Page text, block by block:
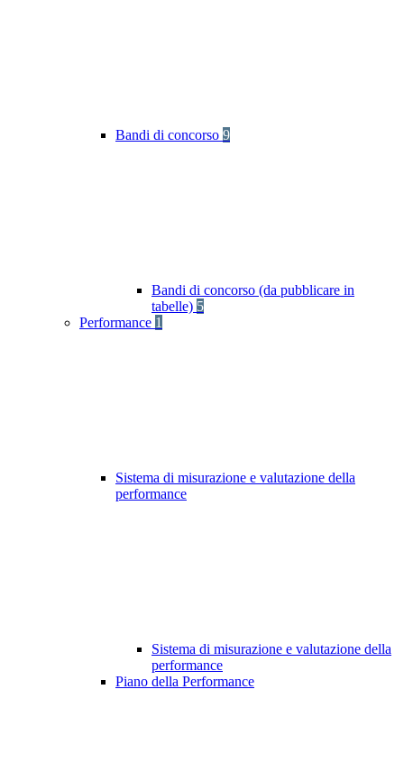
Bandi di concorso 9
Bandi di concorso (da pubblicare in
tabelle) 5
Performance 1
Sistema di misurazione e valutazione della
performance
Sistema di misurazione e valutazione della
performance
Piano della Performance